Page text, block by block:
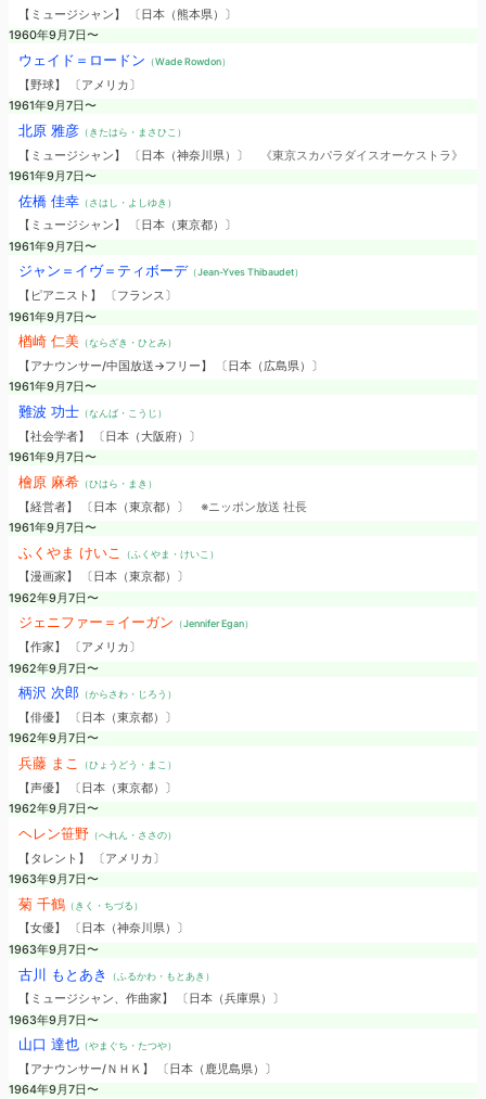
【ミュージシャン】 〔日本（熊本県）〕
1960年9月7日〜
ウェイド＝ロードン （Wade Rowdon）
【野球】 〔アメリカ〕
1961年9月7日〜
北原 雅彦（きたはら・まさひこ）
【ミュージシャン】 〔日本（神奈川県）〕
《東京スカパラダイスオーケストラ》
1961年9月7日〜
佐橋 佳幸（さはし・よしゆき）
【ミュージシャン】 〔日本（東京都）〕
1961年9月7日〜
ジャン＝イヴ＝ティボーデ （Jean-Yves Thibaudet）
【ピアニスト】 〔フランス〕
1961年9月7日〜
楢崎 仁美（ならざき・ひとみ）
【アナウンサー/中国放送→フリー】 〔日本（広島県）〕
1961年9月7日〜
難波 功士（なんば・こうじ）
【社会学者】 〔日本（大阪府）〕
1961年9月7日〜
檜原 麻希（ひはら・まき）
【経営者】 〔日本（東京都）〕 ※ニッポン放送 社長
1961年9月7日〜
ふくやま けいこ （ふくやま・けいこ）
【漫画家】 〔日本（東京都）〕
1962年9月7日〜
ジェニファー＝イーガン （Jennifer Egan）
【作家】 〔アメリカ〕
1962年9月7日〜
柄沢 次郎（からさわ・じろう）
【俳優】 〔日本（東京都）〕
1962年9月7日〜
兵藤 まこ （ひょうどう・まこ）
【声優】 〔日本（東京都）〕
1962年9月7日〜
ヘレン笹野（へれん・ささの）
【タレント】 〔アメリカ〕
1963年9月7日〜
菊 千鶴（きく・ちづる）
【女優】 〔日本（神奈川県）〕
1963年9月7日〜
古川 もとあき （ふるかわ・もとあき）
【ミュージシャン、作曲家】 〔日本（兵庫県）〕
1963年9月7日〜
山口 達也（やまぐち・たつや）
【アナウンサー/ＮＨＫ】 〔日本（鹿児島県）〕
1964年9月7日〜